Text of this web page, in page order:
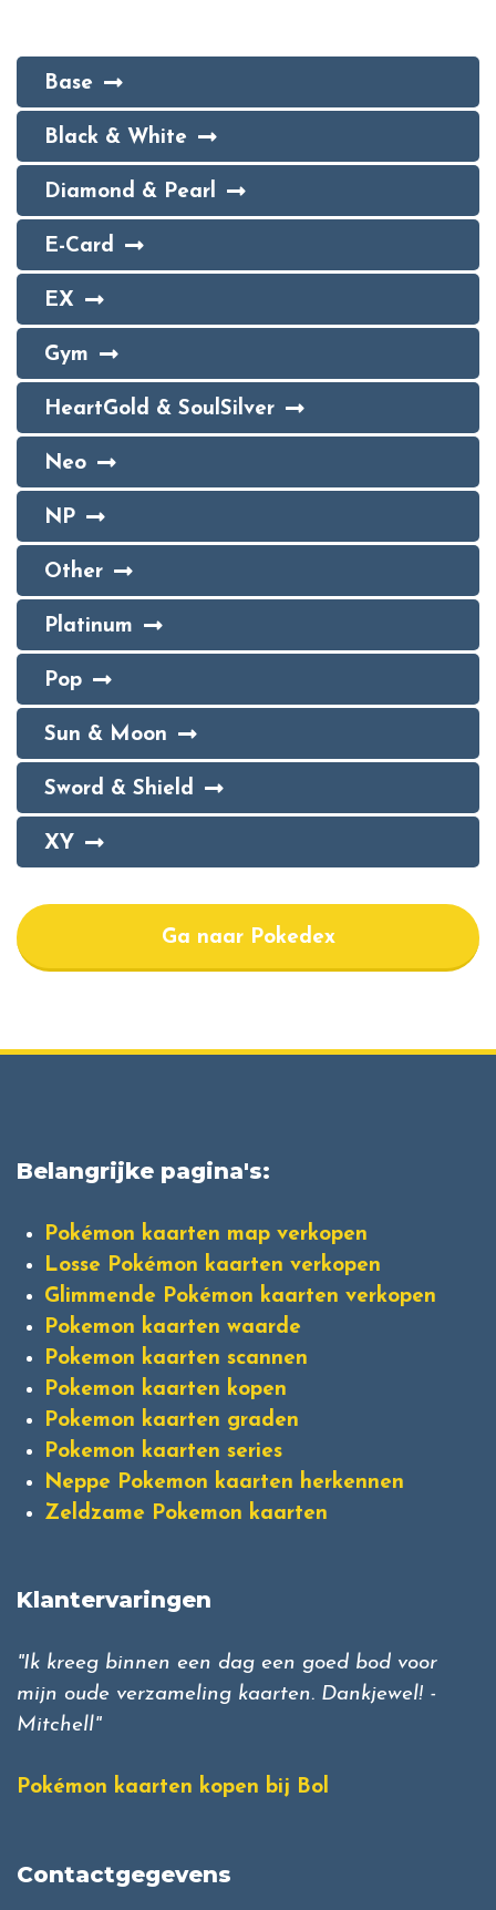
Base
Black & White
Diamond & Pearl
E-Card
EX
Gym
HeartGold & SoulSilver
Neo
NP
Other
Platinum
Pop
Sun & Moon
Sword & Shield
XY
Ga naar Pokedex
Belangrijke pagina's:
Pokémon kaarten map verkopen
Losse Pokémon kaarten verkopen
Glimmende Pokémon kaarten verkopen
Pokemon kaarten waarde
Pokemon kaarten scannen
Pokemon kaarten kopen
Pokemon kaarten graden
Pokemon kaarten series
Neppe Pokemon kaarten herkennen
Zeldzame Pokemon kaarten
Klantervaringen
"Ik kreeg binnen een dag een goed bod voor
mijn oude verzameling kaarten. Dankjewel! -
Mitchell"
Pokémon kaarten kopen bij Bol
Contactgegevens